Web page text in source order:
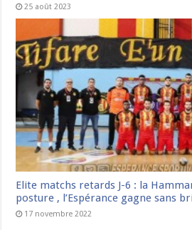
25 août 2023
Elite matchs retards J-6 : la
posture , l’Espérance gagne sans
17 novembre 2022